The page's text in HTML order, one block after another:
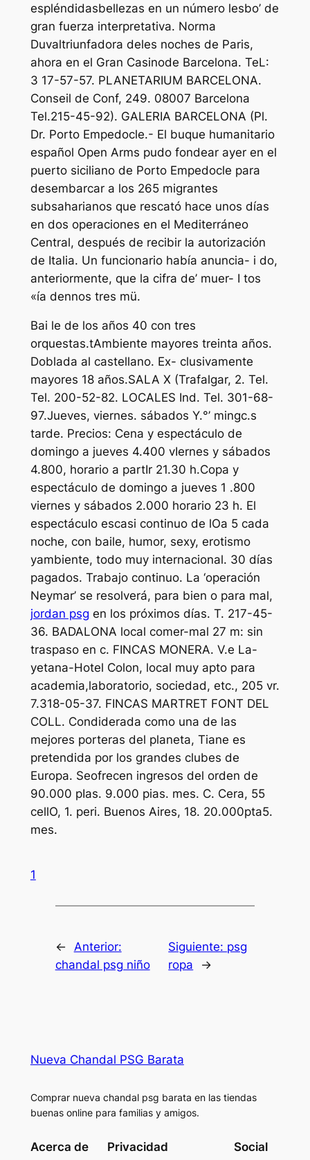
espléndidasbellezas en un número lesbo’ de
gran fuerza interpretativa. Norma
Duvaltriunfadora deles noches de Paris,
ahora en el Gran Casinode Barcelona. TeL:
3 17-57-57. PLANETARIUM BARCELONA.
Conseil de Conf, 249. 08007 Barcelona
Tel.215-45-92). GALERIA BARCELONA (Pl.
Dr. Porto Empedocle.- El buque humanitario
español Open Arms pudo fondear ayer en el
puerto siciliano de Porto Empedocle para
desembarcar a los 265 migrantes
subsaharianos que rescató hace unos días
en dos operaciones en el Mediterráneo
Central, después de recibir la autorización
de Italia. Un funcionario había anuncia- i do,
anteriormente, que la cifra de’ muer- I tos
«ía dennos tres mü.
Bai le de los años 40 con tres
orquestas.tAmbiente mayores treinta años.
Doblada al castellano. Ex- clusivamente
mayores 18 años.SALA X (Trafalgar, 2. Tel.
Tel. 200-52-82. LOCALES Ind. Tel. 301-68-
97.Jueves, viernes. sábados Y.°’ mingc.s
tarde. Precios: Cena y espectáculo de
domingo a jueves 4.400 vIernes y sábados
4.800, horario a partIr 21.30 h.Copa y
espectáculo de domingo a jueves 1 .800
viernes y sábados 2.000 horario 23 h. El
espectáculo escasi continuo de lOa 5 cada
noche, con baile, humor, sexy, erotismo
yambiente, todo muy internacional. 30 días
pagados. Trabajo continuo. La ‘operación
Neymar’ se resolverá, para bien o para mal,
jordan psg en los próximos días. T. 217-45-
36. BADALONA local comer-mal 27 m: sin
traspaso en c. FINCAS MONERA. V.e La-
yetana-Hotel Colon, local muy apto para
academia,laboratorio, sociedad, etc., 205 vr.
7.318-05-37. FINCAS MARTRET FONT DEL
COLL. Condiderada como una de las
mejores porteras del planeta, Tiane es
pretendida por los grandes clubes de
Europa. Seofrecen ingresos del orden de
90.000 pIas. 9.000 pias. mes. C. Cera, 55
cellO, 1. peri. Buenos Aires, 18. 20.000pta5.
mes.
1
← Anterior:
chandal psg niño
Siguiente: psg
ropa
→
Nueva Chandal PSG Barata
Comprar nueva chandal psg barata en las tiendas
buenas online para familias y amigos.
Acerca de Privacidad Social